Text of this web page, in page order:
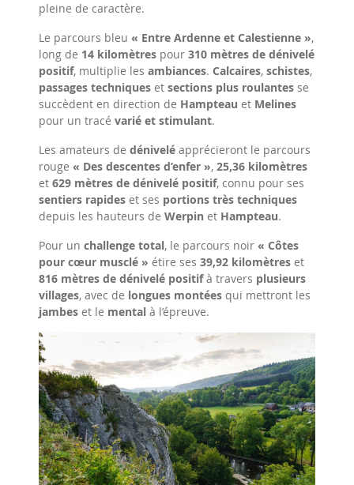
pleine de caractère.
Le parcours bleu « Entre Ardenne et Calestienne »,
long de 14 kilomètres pour 310 mètres de dénivelé
positif, multiplie les ambiances. Calcaires, schistes,
passages techniques et sections plus roulantes se
succèdent en direction de Hampteau et Melines
pour un tracé varié et stimulant.
Les amateurs de dénivelé apprécieront le parcours
rouge « Des descentes d’enfer », 25,36 kilomètres
et 629 mètres de dénivelé positif, connu pour ses
sentiers rapides et ses portions très techniques
depuis les hauteurs de Werpin et Hampteau.
Pour un challenge total, le parcours noir « Côtes
pour cœur musclé » étire ses 39,92 kilomètres et
816 mètres de dénivelé positifà travers plusieurs
villages, avec de longues montées qui mettront les
jambes et le mental à l’épreuve.